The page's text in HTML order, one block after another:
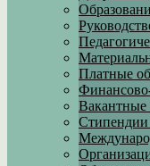
Платные
Финансово-
Вакантные